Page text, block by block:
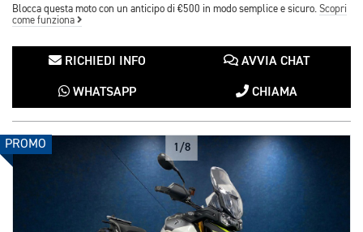
Blocca questa moto con un anticipo di €500 in modo semplice e sicuro. Scopri
come funziona
RICHIEDI INFO AVVIA CHAT
WHATSAPP CHIAMA
PROMO 1/8